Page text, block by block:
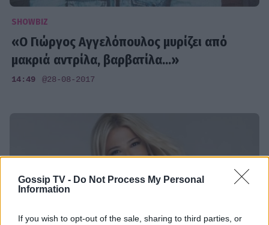
Gossip TV - Do Not Process My Personal
Information
If you wish to opt-out of the sale, sharing to third parties, or
SHOWBIZ
«Ο Γιώργος Αγγελόπουλος μυρίζει από
μακριά αντρίλα, βαρβατίλα...»
14:49 @28-08-2017